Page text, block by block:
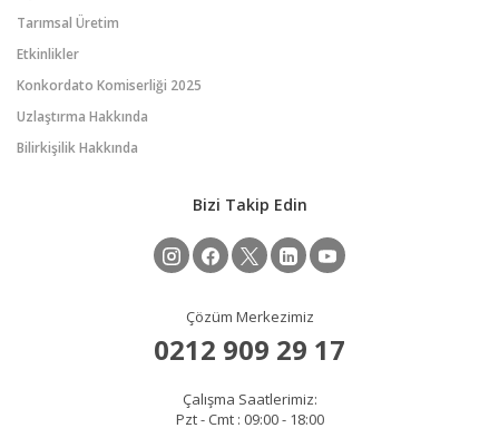
Tarımsal Üretim
Etkinlikler
Konkordato Komiserliği 2025
Uzlaştırma Hakkında
Bilirkişilik Hakkında
Bizi Takip Edin
Çözüm Merkezimiz
0212 909 29 17
Çalışma Saatlerimiz:
Pzt - Cmt : 09:00 - 18:00